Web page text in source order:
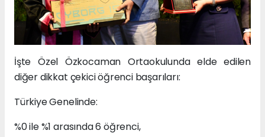
İşte Özel Özkocaman Ortaokulunda elde edilen
diğer dikkat çekici öğrenci başarıları:
Türkiye Genelinde:
%0 ile %1 arasında 6 öğrenci,